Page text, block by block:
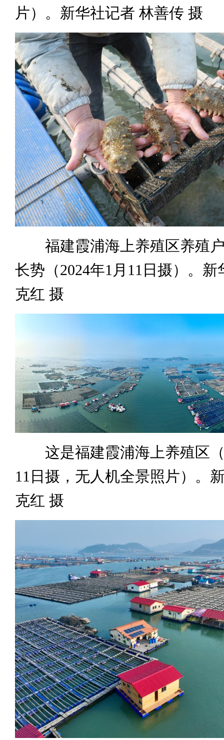
片）。新华社记者 林善传 摄
福建霞浦海上养殖区养殖户
长势（2024年1月11日摄）。新
克红 摄
这是福建霞浦海上养殖区（
11日摄，无人机全景照片）。
克红 摄